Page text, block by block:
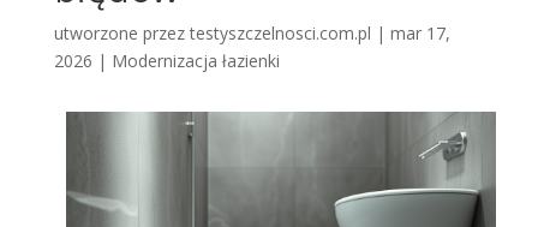
utworzone przeztestyszczelnosci.com.pl | mar 17,
2026 | Modernizacja łazienki